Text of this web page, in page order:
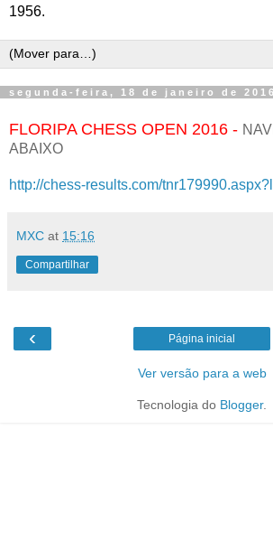
1956.
segunda-feira, 18 de janeiro de 2016
FLORIPA CHESS OPEN 2016 -
ABAIXO
http://chess-results.com/
MXC at 15:16
Compartilhar
‹ Página inicial
Ver versão para a web
Tecnologia do Blogger.